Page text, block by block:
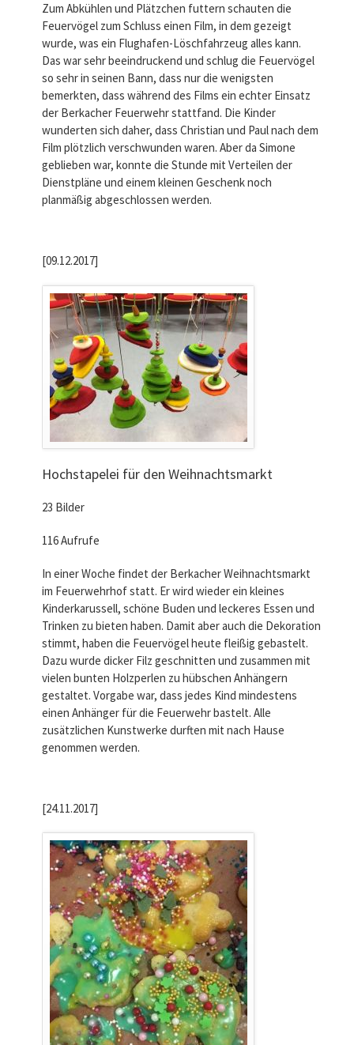
Zum Abkühlen und Plätzchen futtern schauten die
Feuervögel zum Schluss einen Film, in dem gezeigt
wurde, was ein Flughafen-Löschfahrzeug alles kann.
Das war sehr beeindruckend und schlug die Feuervögel
so sehr in seinen Bann, dass nur die wenigsten
bemerkten, dass während des Films ein echter Einsatz
der Berkacher Feuerwehr stattfand. Die Kinder
wunderten sich daher, dass Christian und Paul nach dem
Film plötzlich verschwunden waren. Aber da Simone
geblieben war, konnte die Stunde mit Verteilen der
Dienstpläne und einem kleinen Geschenk noch
planmäßig abgeschlossen werden.
[09.12.2017]
Hochstapelei für den Weihnachtsmarkt
23 Bilder
116 Aufrufe
In einer Woche findet der Berkacher Weihnachtsmarkt
im Feuerwehrhof statt. Er wird wieder ein kleines
Kinderkarussell, schöne Buden und leckeres Essen und
Trinken zu bieten haben. Damit aber auch die Dekoration
stimmt, haben die Feuervögel heute fleißig gebastelt.
Dazu wurde dicker Filz geschnitten und zusammen mit
vielen bunten Holzperlen zu hübschen Anhängern
gestaltet. Vorgabe war, dass jedes Kind mindestens
einen Anhänger für die Feuerwehr bastelt. Alle
zusätzlichen Kunstwerke durften mit nach Hause
genommen werden.
[24.11.2017]